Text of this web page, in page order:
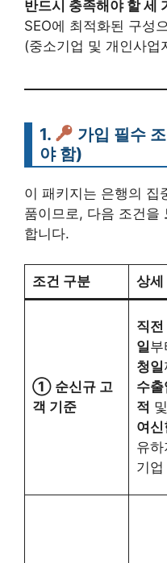
반드시 충족해야 할 세
SEO에 최적화된 구성
(중소기업 및 개인사업
1. 가입 필수
야 함)
이 패키지는 은행의 집
품이므로, 다음 조건을
합니다.
조건 구분 상세
① 순신규 고
객 기준
직전
일부
청일
수출
적 및
여
유
기업